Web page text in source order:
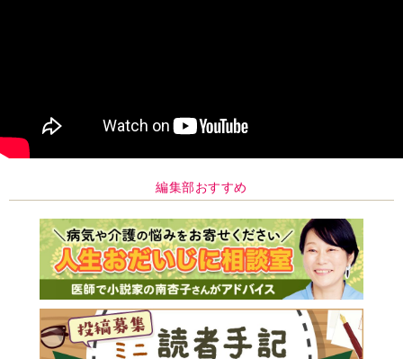
編集部おすすめ